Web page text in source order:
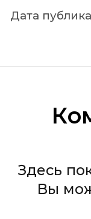
Дaтa
Здесь
Вы